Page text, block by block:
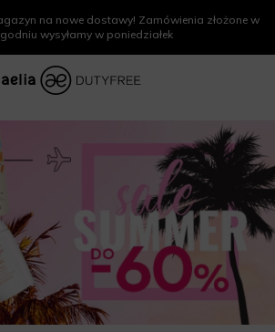
na nowe dostawy! Zamówienia złożone w
wysyłamy w poniedziałek